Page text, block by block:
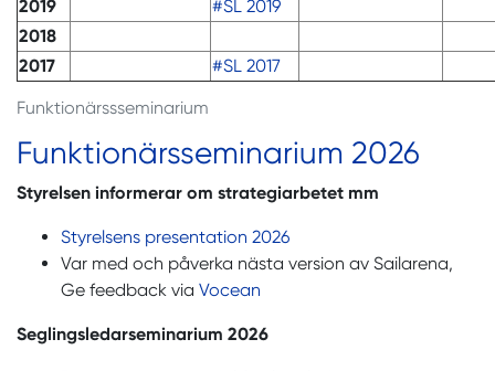
Funktionärssseminarium
2019
#SL 2019
2018
2017
#SL 2017
Funktionärsseminarium 2026
Styrelsen informerar om strategiarbetet mm
Styrelsens presentation 2026
Var med och påverka nästa version av Sailarena,
Ge feedback via Vocean
Seglingsledarseminarium 2026